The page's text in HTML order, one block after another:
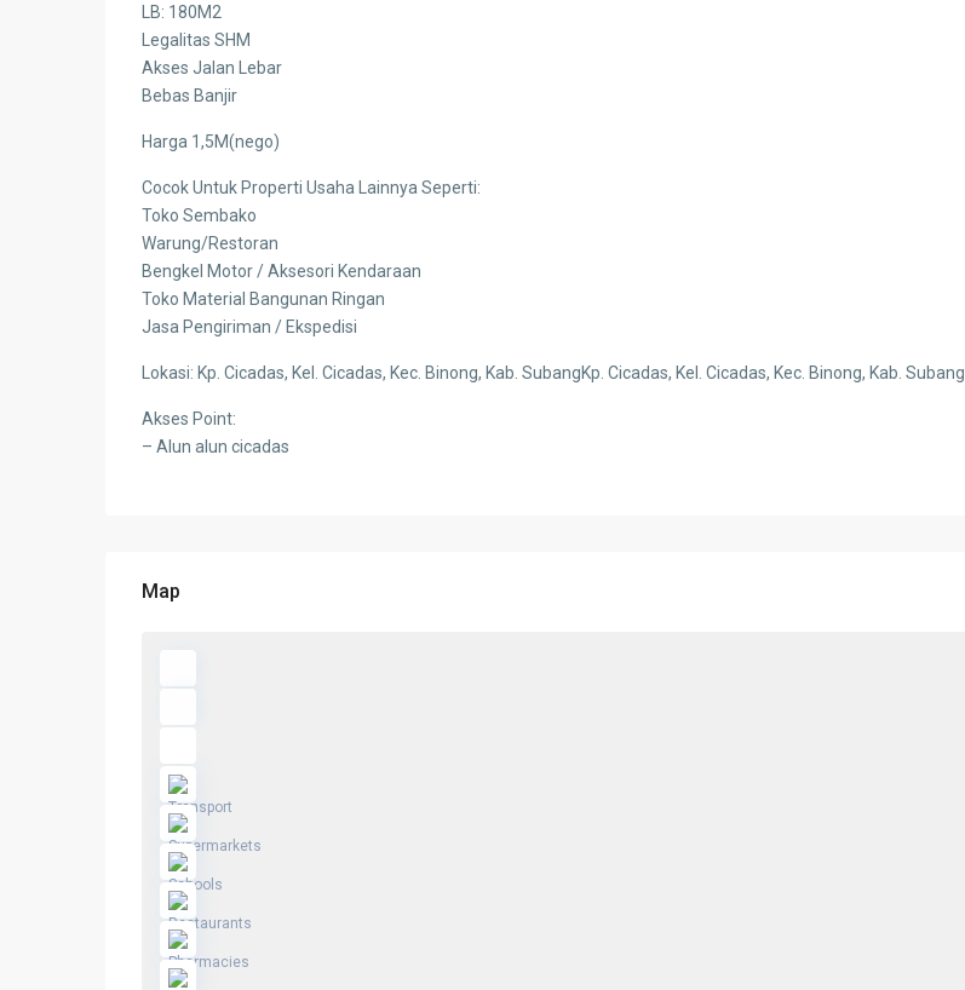
LB: 180M2
Legalitas SHM
Akses Jalan Lebar
Bebas Banjir
Harga 1,5M(nego)
Cocok Untuk Properti Usaha Lainnya Seperti:
Toko Sembako
Warung/Restoran
Bengkel Motor / Aksesori Kendaraan
Toko Material Bangunan Ringan
Jasa Pengiriman / Ekspedisi
Lokasi: Kp. Cicadas, Kel. Cicadas, Kec. Binong, Kab. SubangKp. Cicadas, Kel. Cicadas, Kec. Binong, Kab. Subang
Akses Point:
– Alun alun cicadas
Map